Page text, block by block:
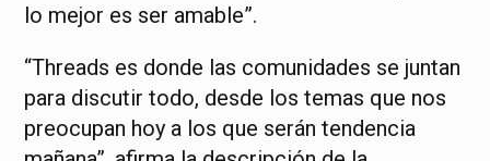
lo mejor es ser amable”.
“Threads es donde las comunidades se juntan
para discutir todo, desde los temas que nos
preocupan hoy a los que serán tendencia